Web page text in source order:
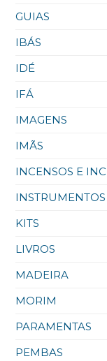
GUIAS
IBÁS
IDÉ
IFÁ
IMAGENS
IMÃS
INCENSOS E
INSTRUMENTOS
KITS
LIVROS
MADEIRA
MORIM
PARAMENTAS
PEMBAS